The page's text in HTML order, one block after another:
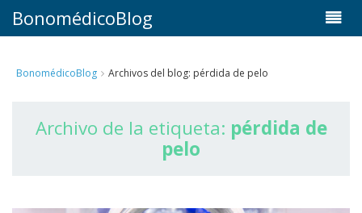
BonomédicoBlog
BonomédicoBlog Archivos del blog: pérdida de pelo
Archivo de la etiqueta: pérdida de
pelo